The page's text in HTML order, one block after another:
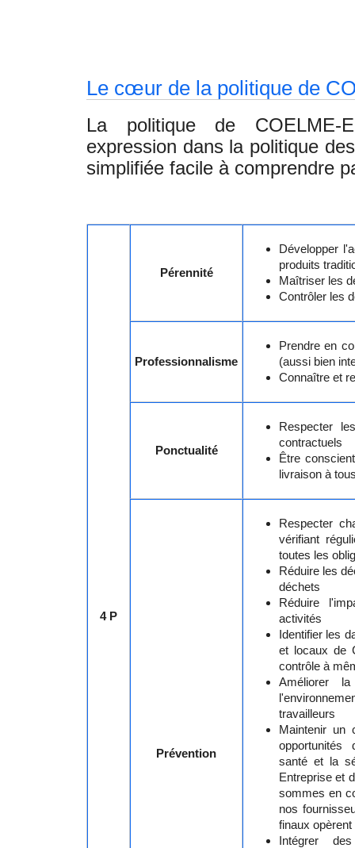
Le cœur de la politique de
La politique de COELME-
expression dans la politique
simplifiée facile à comprendre
4 P
Pérennité
Développer
produits
Maîtriser les
Contrôler les
Professionnalisme
Prendre en
(aussi bien
Connaître et
Ponctualité
Respecter
contractuels
Être
livraison à
Prévention
Respecter
vérifiant
toutes les
Réduire les
déchets
Réduire
activités
Identifier les
et locaux de
contrôle à
Améliorer
travailleurs
Maintenir un
opportunités
santé et la
Entreprise et
sommes en
nos
finaux opèrent
Intégrer